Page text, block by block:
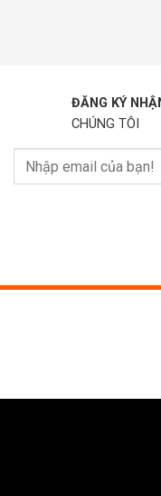
ĐĂNG KÝ
CHÚNG TÔI